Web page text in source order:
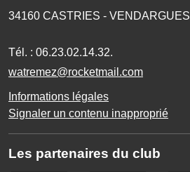
34160 CASTRIES - VENDARGUES
Tél. : 06.23.02.14.32.
watremez@rocketmail.com
Informations légales
Signaler un contenu inapproprié
Les partenaires du club